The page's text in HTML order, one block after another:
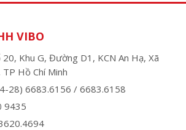
VIBO
Khu G, Đường D1, KCN An Hạ, Xã
TP Hồ Chí Minh
28) 6683.6156 / 6683.6158
9435